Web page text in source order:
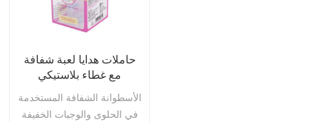
حاملات هدايا لعبة شفافة
مع غطاء بلاستيكي
الأسطوانة الشفافة المستخدمة
في الحلوى والوجبات الخفيفة